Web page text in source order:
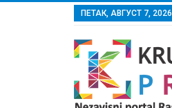
ПЕТАК, АВГУСТ 7, 2026